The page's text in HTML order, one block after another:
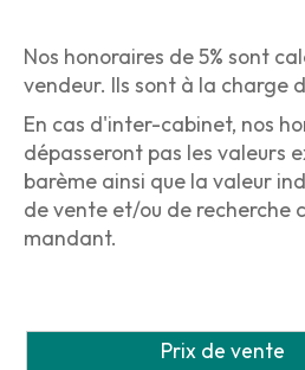
Nos honoraires de 5% sont
vendeur. Ils sont à la charge
En cas d'inter-cabinet, nos
dépasseront pas les valeurs
barème ainsi que la valeur
de vente et/ou de recherche
mandant.
Prix de vente